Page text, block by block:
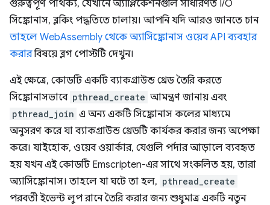
গুরুত্বপূর্ণ পার্থক্য, যেখানে অ্যাপ্লিকেশনগুলি সাধারণত I/O
সিঙ্ক্রোনাস, ব্লকিং পদ্ধতিতে চালায়। আপনি যদি আরও জানতে চান
তাহলে WebAssembly থেকে অ্যাসিঙ্ক্রোনাস ওয়েব API ব্যবহার
করারবিষয়ে ব্লগ পোস্টটি দেখুন।
এই ক্ষেত্রে, কোডটি একটি ব্যাকগ্রাউন্ড থ্রেড তৈরি করতে
সিঙ্ক্রোনাসভাবে pthread_create আমন্ত্রণ জানায় এবং
pthread_join এ অন্য একটি সিঙ্ক্রোনাস কলের মাধ্যমে
অনুসরণ করে যা ব্যাকগ্রাউন্ড থ্রেডটি কার্যকর করার জন্য অপেক্ষা
করে। যাইহোক, ওয়েব ওয়ার্কার, যেগুলি পর্দার আড়ালে ব্যবহৃত
হয় যখন এই কোডটি Emscripten-এর সাথে সংকলিত হয়, তারা
অ্যাসিঙ্ক্রোনাস। তাহলে যা ঘটে তা হল, pthread_create
পরবর্তী ইভেন্ট লুপ রানে তৈরি করার জন্য শুধুমাত্র একটি নতুন